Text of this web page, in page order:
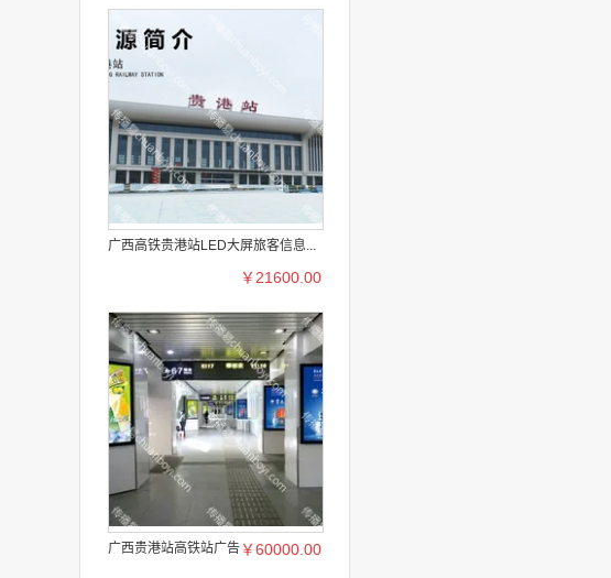
广西高铁贵港站LED大屏旅客信息...
￥21600.00
广西贵港站高铁站广告 ￥60000.00